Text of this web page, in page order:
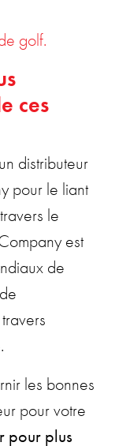
golf.
ces
distributeur
pour le liant
le
est
de
les bonnes
pour votre
pour plus